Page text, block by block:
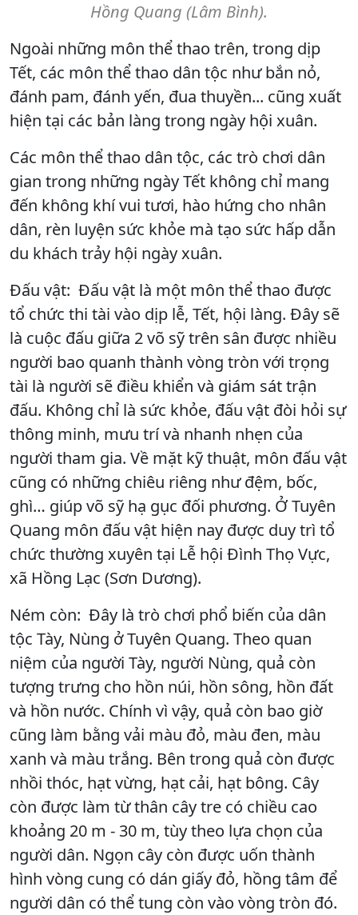
Hồng Quang (Lâm Bình).
Ngoài những môn thể thao trên, trong dịp
Tết, các môn thể thao dân tộc như bắn nỏ,
đánh pam, đánh yến, đua thuyền... cũng xuất
hiện tại các bản làng trong ngày hội xuân.
Các môn thể thao dân tộc, các trò chơi dân
gian trong những ngày Tết không chỉ mang
đến không khí vui tươi, hào hứng cho nhân
dân, rèn luyện sức khỏe mà tạo sức hấp dẫn
du khách trảy hội ngày xuân.
Đấu vật: Đấu vật là một môn thể thao được
tổ chức thi tài vào dịp lễ, Tết, hội làng. Đây sẽ
là cuộc đấu giữa 2 võ sỹ trên sân được nhiều
người bao quanh thành vòng tròn với trọng
tài là người sẽ điều khiển và giám sát trận
đấu. Không chỉ là sức khỏe, đấu vật đòi hỏi sự
thông minh, mưu trí và nhanh nhẹn của
người tham gia. Về mặt kỹ thuật, môn đấu vật
cũng có những chiêu riêng như đệm, bốc,
ghì… giúp võ sỹ hạ gục đối phương. Ở Tuyên
Quang môn đấu vật hiện nay được duy trì tổ
chức thường xuyên tại Lễ hội Đình Thọ Vực,
xã Hồng Lạc (Sơn Dương).
Ném còn: Đây là trò chơi phổ biến của dân
tộc Tày, Nùng ở Tuyên Quang. Theo quan
niệm của người Tày, người Nùng, quả còn
tượng trưng cho hồn núi, hồn sông, hồn đất
và hồn nước. Chính vì vậy, quả còn bao giờ
cũng làm bằng vải màu đỏ, màu đen, màu
xanh và màu trắng. Bên trong quả còn được
nhồi thóc, hạt vừng, hạt cải, hạt bông. Cây
còn được làm từ thân cây tre có chiều cao
khoảng 20 m - 30 m, tùy theo lựa chọn của
người dân. Ngọn cây còn được uốn thành
hình vòng cung có dán giấy đỏ, hồng tâm để
người dân có thể tung còn vào vòng tròn đó.